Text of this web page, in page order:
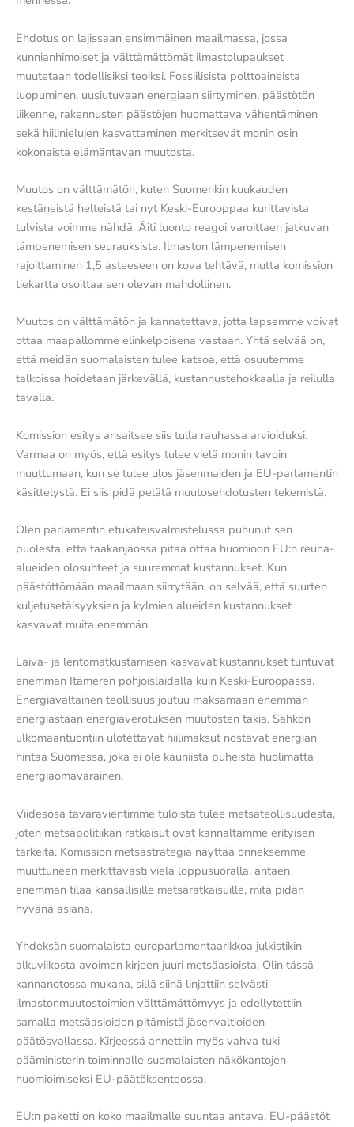
Ehdotus on lajissaan ensimmäinen maailmassa, jossa
kunnianhimoiset ja välttämättömät ilmastolupaukset
muutetaan todellisiksi teoiksi. Fossiilisista polttoaineista
luopuminen, uusiutuvaan energiaan siirtyminen, päästötön
liikenne, rakennusten päästöjen huomattava vähentäminen
sekä hiilinielujen kasvattaminen merkitsevät monin osin
kokonaista elämäntavan muutosta.
Muutos on välttämätön, kuten Suomenkin kuukauden
kestäneistä helteistä tai nyt Keski-Eurooppaa kurittavista
tulvista voimme nähdä. Äiti luonto reagoi varoittaen jatkuvan
lämpenemisen seurauksista. Ilmaston lämpenemisen
rajoittaminen 1,5 asteeseen on kova tehtävä, mutta komission
tiekartta osoittaa sen olevan mahdollinen.
Muutos on välttämätön ja kannatettava, jotta lapsemme voivat
ottaa maapallomme elinkelpoisena vastaan. Yhtä selvää on,
että meidän suomalaisten tulee katsoa, että osuutemme
talkoissa hoidetaan järkevällä, kustannustehokkaalla ja reilulla
tavalla.
Komission esitys ansaitsee siis tulla rauhassa arvioiduksi.
Varmaa on myös, että esitys tulee vielä monin tavoin
muuttumaan, kun se tulee ulos jäsenmaiden ja EU-parlamentin
käsittelystä. Ei siis pidä pelätä muutosehdotusten tekemistä.
Olen parlamentin etukäteisvalmistelussa puhunut sen
puolesta, että taakanjaossa pitää ottaa huomioon EU:n reuna-
alueiden olosuhteet ja suuremmat kustannukset. Kun
päästöttömään maailmaan siirrytään, on selvää, että suurten
kuljetusetäisyyksien ja kylmien alueiden kustannukset
kasvavat muita enemmän.
Laiva- ja lentomatkustamisen kasvavat kustannukset tuntuvat
enemmän Itämeren pohjoislaidalla kuin Keski-Euroopassa.
Energiavaltainen teollisuus joutuu maksamaan enemmän
energiastaan energiaverotuksen muutosten takia. Sähkön
ulkomaantuontiin ulotettavat hiilimaksut nostavat energian
hintaa Suomessa, joka ei ole kauniista puheista huolimatta
energiaomavarainen.
Viidesosa tavaravientimme tuloista tulee metsäteollisuudesta,
joten metsäpolitiikan ratkaisut ovat kannaltamme erityisen
tärkeitä. Komission metsästrategia näyttää onneksemme
muuttuneen merkittävästi vielä loppusuoralla, antaen
enemmän tilaa kansallisille metsäratkaisuille, mitä pidän
hyvänä asiana.
Yhdeksän suomalaista europarlamentaarikkoa julkistikin
alkuviikosta avoimen kirjeen juuri metsäasioista. Olin tässä
kannanotossa mukana, sillä siinä linjattiin selvästi
ilmastonmuutostoimien välttämättömyys ja edellytettiin
samalla metsäasioiden pitämistä jäsenvaltioiden
päätösvallassa. Kirjeessä annettiin myös vahva tuki
pääministerin toiminnalle suomalaisten näkökantojen
huomioimiseksi EU-päätöksenteossa.
EU:n paketti on koko maailmalle suuntaa antava. EU-päästöt